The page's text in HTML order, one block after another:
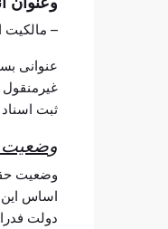
– مالکیت
عنوانی
ثبت اسناد
وضعیت حقوقی